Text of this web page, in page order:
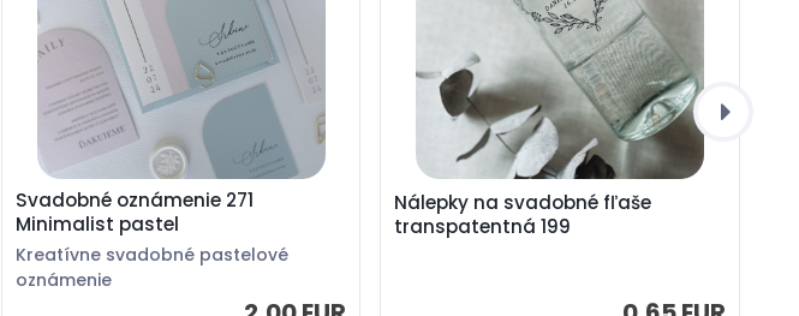
Svadobné oznámenie 271
Minimalist pastel
Kreatívne svadobné pastelové
oznámenie
Nálepky na svadobné fľaše
transpatentná 199